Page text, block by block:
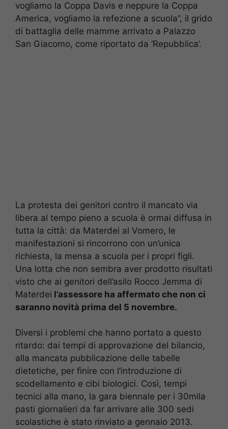
vogliamo la Coppa Davis e neppure la Coppa
America, vogliamo la refezione a scuola”, il grido
di battaglia delle mamme arrivato a Palazzo
San Giacomo, come riportato da ‘Repubblica’.
La protesta dei genitori contro il mancato via
libera al tempo pieno a scuola è ormai diffusa in
tutta la città: da Materdei al Vomero, le
manifestazioni si rincorrono con un’unica
richiesta, la mensa a scuola per i propri figli.
Una lotta che non sembra aver prodotto risultati
visto che ai genitori dell’asilo Rocco Jemma di
Materdei l’assessore ha affermato che non ci
saranno novità prima del 5 novembre.
Diversi i problemi che hanno portato a questo
ritardo: dai tempi di approvazione del bilancio,
alla mancata pubblicazione delle tabelle
dietetiche, per finire con l’introduzione di
scodellamento e cibi biologici. Così, tempi
tecnici alla mano, la gara biennale per i 30mila
pasti giornalieri da far arrivare alle 300 sedi
scolastiche è stato rinviato a gennaio 2013.